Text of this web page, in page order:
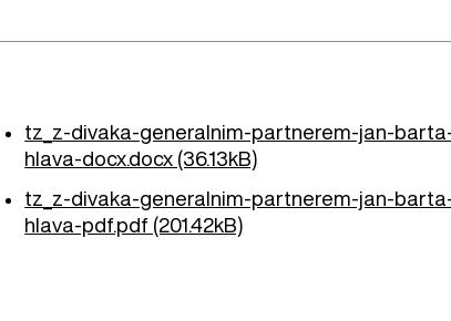
tz_z-divaka-generalnim-partnerem-jan-
hlava-docx.docx (36.13kB)
tz_z-divaka-generalnim-partnerem-jan-
hlava-pdf.pdf (201.42kB)